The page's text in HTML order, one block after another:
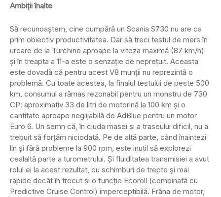
Ambiții înalte
Să recunoaștem, cine cumpără un Scania S730 nu are ca
prim obiectiv productivitatea. Dar să treci testul de mers în
urcare de la Turchino aproape la viteza maximă (87 km/h)
și în treapta a 11-a este o senzație de neprețuit. Aceasta
este dovadă că pentru acest V8 munții nu reprezintă o
problemă. Cu toate acestea, la finalul testului de peste 500
km, consumul a rămas rezonabil pentru un monstru de 730
CP: aproximativ 33 de litri de motorină la 100 km și o
cantitate aproape neglijabilă de AdBlue pentru un motor
Euro 6. Un semn că, în ciuda masei și a traseului dificil, nu a
trebuit să forțăm niciodată. Pe de altă parte, când înaintezi
lin și fără probleme la 900 rpm, este inutil să explorezi
cealaltă parte a turometrului. Și fluiditatea transmisiei a avut
rolul ei la acest rezultat, cu schimburi de trepte și mai
rapide decât în trecut și o funcție Ecoroll (combinată cu
Predictive Cruise Control) imperceptibilă. Frâna de motor,